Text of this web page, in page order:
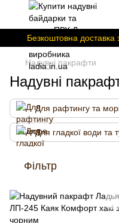
Безкоштовна
Надувні пакрафти
Надувні
Для рафтингу та
Для гладкої води та
Фільтр